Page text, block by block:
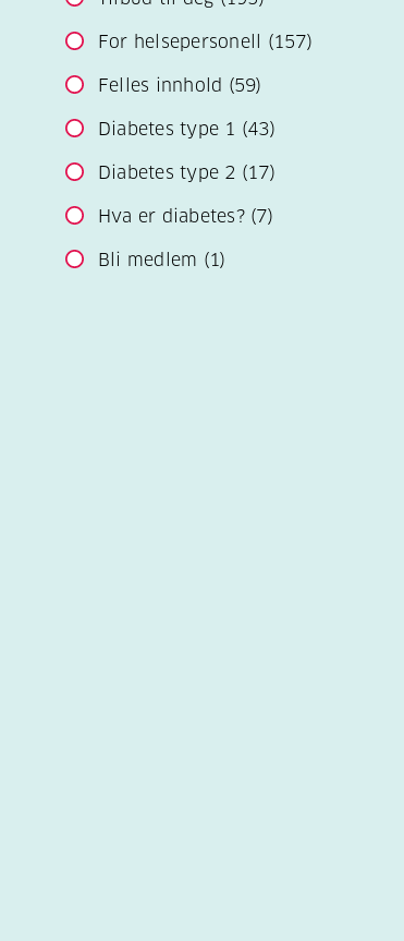
For helsepersonell (157)
Felles innhold (59)
Diabetes type 1 (43)
Diabetes type 2 (17)
Hva er diabetes? (7)
Bli medlem (1)